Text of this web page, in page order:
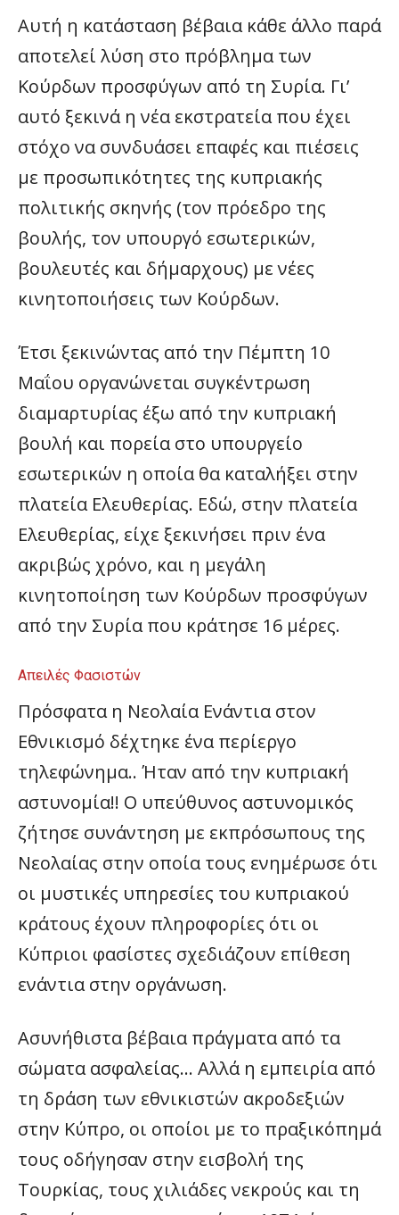
Αυτή η κατάσταση βέβαια κάθε άλλο παρά
αποτελεί λύση στο πρόβλημα των
Κούρδων προσφύγων από τη Συρία. Γι’
αυτό ξεκινά η νέα εκστρατεία που έχει
στόχο να συνδυάσει επαφές και πιέσεις
με προσωπικότητες της κυπριακής
πολιτικής σκηνής (τον πρόεδρο της
βουλής, τον υπουργό εσωτερικών,
βουλευτές και δήμαρχους) με νέες
κινητοποιήσεις των Κούρδων.
Έτσι ξεκινώντας από την Πέμπτη 10
Μαΐου οργανώνεται συγκέντρωση
διαμαρτυρίας έξω από την κυπριακή
βουλή και πορεία στο υπουργείο
εσωτερικών η οποία θα καταλήξει στην
πλατεία Ελευθερίας. Εδώ, στην πλατεία
Ελευθερίας, είχε ξεκινήσει πριν ένα
ακριβώς χρόνο, και η μεγάλη
κινητοποίηση των Κούρδων προσφύγων
από την Συρία που κράτησε 16 μέρες.
Απειλές Φασιστών
Πρόσφατα η Νεολαία Ενάντια στον
Εθνικισμό δέχτηκε ένα περίεργο
τηλεφώνημα.. Ήταν από την κυπριακή
αστυνομία!! Ο υπεύθυνος αστυνομικός
ζήτησε συνάντηση με εκπρόσωπους της
Νεολαίας στην οποία τους ενημέρωσε ότι
οι μυστικές υπηρεσίες του κυπριακού
κράτους έχουν πληροφορίες ότι οι
Κύπριοι φασίστες σχεδιάζουν επίθεση
ενάντια στην οργάνωση.
Ασυνήθιστα βέβαια πράγματα από τα
σώματα ασφαλείας… Αλλά η εμπειρία από
τη δράση των εθνικιστών ακροδεξιών
στην Κύπρο, οι οποίοι με το πραξικόπημά
τους οδήγησαν στην εισβολή της
Τουρκίας, τους χιλιάδες νεκρούς και τη